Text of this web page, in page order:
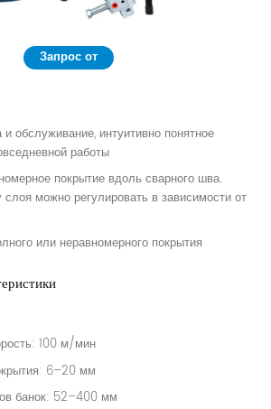
Запрос от
и обслуживание, интуитивно понятное
работы
покрытие вдоль сварного шва.
можно регулировать в зависимости от
или неравномерного покрытия
100 м/мин
6–20 мм
банок: 52–400 мм